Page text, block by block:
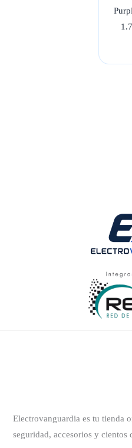
Electrovanguardia es tu tienda
seguridad, accesorios y